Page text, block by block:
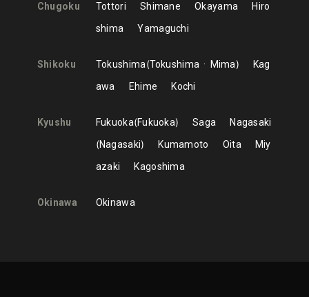
Chugoku Tottori Shimane Okayama
Hiro
shima
Yamaguchi
Shikoku Tokushima Tokushima Mima
Kag
awa
Ehime Kochi
Kyushu Fukuoka Fukuoka Saga
Nagasaki
Nagasaki
Kumamoto Oita
Miy
azaki
Kagoshima
Okinawa Okinawa